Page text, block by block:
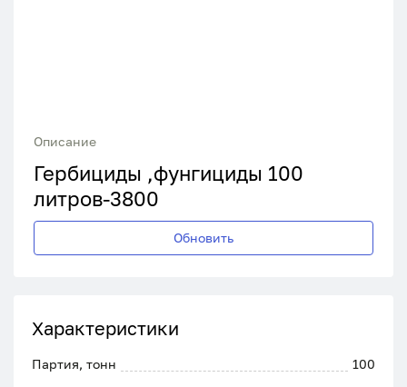
Описание
Гербициды ,фунгициды 100
литров-3800
Обновить
Характеристики
Партия, тонн 100